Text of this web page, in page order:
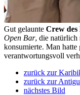
Gut gelaunte Crew
Open Bar, die natürlich
konsumierte. Man hatte
verantwortungsvoll
zurück zur
zurück zur
nächstes Bild